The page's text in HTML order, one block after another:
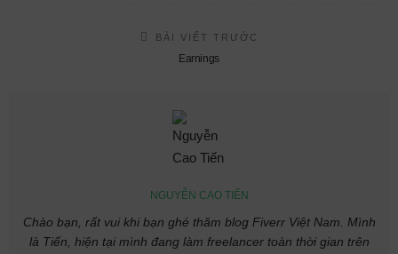
BÀI VIẾT TRƯỚC
Earnings
NGUYỄN CAO TIẾN
Chào bạn, rất vui khi bạn ghé thăm blog Fiverr Việt Nam. Mình
là Tiến, hiện tại mình đang làm freelancer toàn thời gian trên